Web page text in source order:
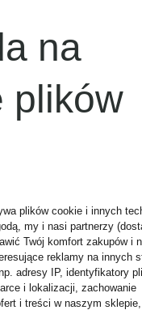
+ rabat
certyfikatem
na
plików
plików cookie i innych
my i nasi partnerzy
Twój komfort zakupów i
reklamy na innych
adresy IP, identyfikatory
i lokalizacji, zachowanie
i treści w naszym sklepie,